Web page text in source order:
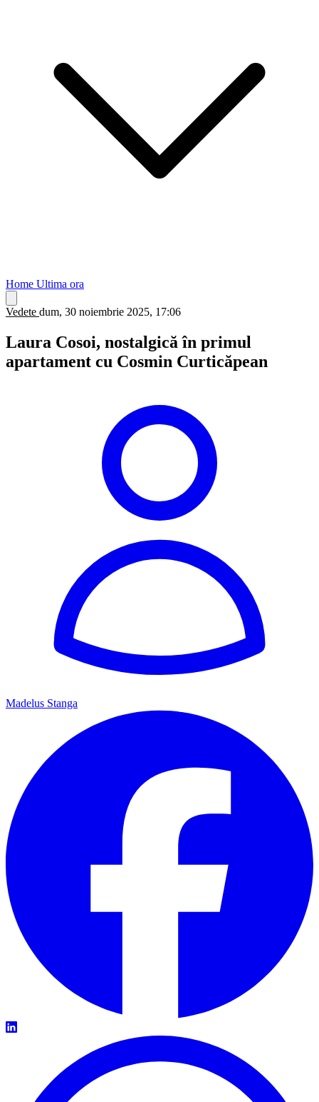
Home Ultima ora
Vedete dum, 30 noiembrie 2025, 17:06
Laura Cosoi, nostalgică în primul
apartament cu Cosmin Curticăpean
Madelus Stanga